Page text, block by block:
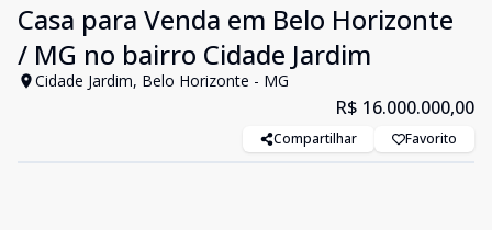
Casa para Venda em Belo Horizonte
/ MG no bairro Cidade Jardim
Cidade Jardim, Belo Horizonte - MG
R$ 16.000.000,00
Compartilhar Favorito